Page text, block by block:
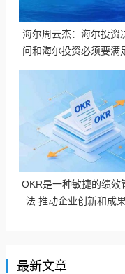
海尔周云杰：海尔投资
问和海尔投资必须要满
OKR是一种敏捷的绩效
法 推动企业创新和成
最新文章